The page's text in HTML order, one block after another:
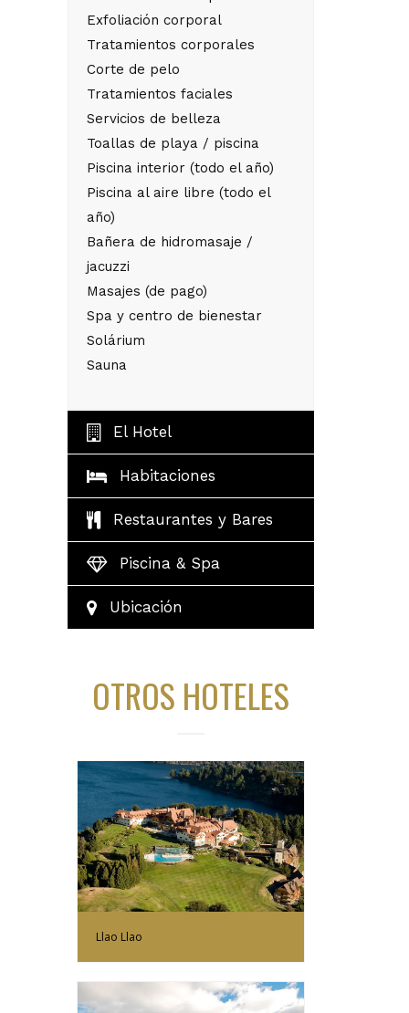
Exfoliación corporal
Tratamientos corporales
Corte de pelo
Tratamientos faciales
Servicios de belleza
Toallas de playa / piscina
Piscina interior (todo el año)
Piscina al aire libre (todo el
año)
Bañera de hidromasaje /
jacuzzi
Masajes (de pago)
Spa y centro de bienestar
Solárium
Sauna
El Hotel
Habitaciones
Restaurantes y Bares
Piscina & Spa
Ubicación
OTROS HOTELES
Más Información
Llao Llao